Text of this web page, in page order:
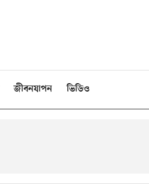
জীবনযাপন ভিডিও